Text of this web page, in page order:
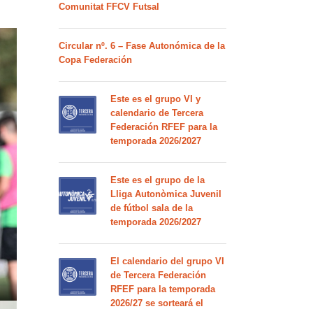
Comunitat FFCV Futsal
Circular nº. 6 – Fase Autonómica de la
Copa Federación
Este es el grupo VI y
calendario de Tercera
Federación RFEF para la
temporada 2026/2027
Este es el grupo de la
Lliga Autonòmica Juvenil
de fútbol sala de la
temporada 2026/2027
El calendario del grupo VI
de Tercera Federación
RFEF para la temporada
2026/27 se sorteará el